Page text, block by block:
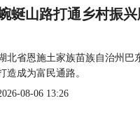
蜒山路打通乡村振
北省恩施土家族苗族自治州巴
造成为富民通路。
08-06 13:26